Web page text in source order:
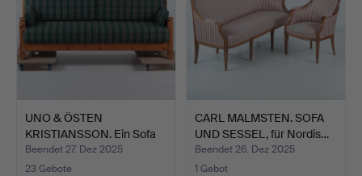
UNO & ÖSTEN
KRISTIANSSON. Ein Sofa
aus Kie…
Beendet 27. Dez 2025
23 Gebote
CARL MALMSTEN. SOFA
UND SESSEL, für Nordis…
Beendet 26. Dez 2025
1 Gebot